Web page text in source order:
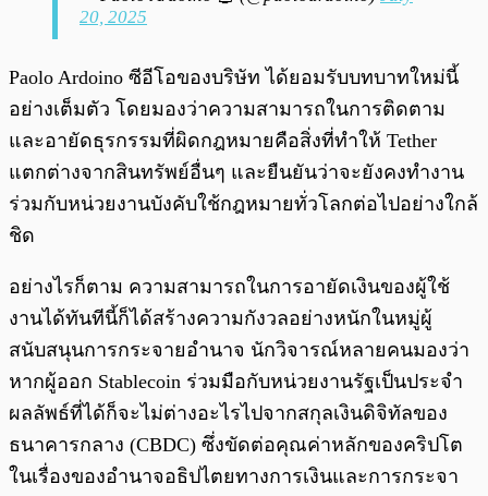
20, 2025
Paolo Ardoino ซีอีโอของบริษัท ได้ยอมรับบทบาทใหม่นี้
อย่างเต็มตัว โดยมองว่าความสามารถในการติดตาม
และอายัดธุรกรรมที่ผิดกฎหมายคือสิ่งที่ทำให้ Tether
แตกต่างจากสินทรัพย์อื่นๆ และยืนยันว่าจะยังคงทำงาน
ร่วมกับหน่วยงานบังคับใช้กฎหมายทั่วโลกต่อไปอย่างใกล้
ชิด
อย่างไรก็ตาม ความสามารถในการอายัดเงินของผู้ใช้
งานได้ทันทีนี้ก็ได้สร้างความกังวลอย่างหนักในหมู่ผู้
สนับสนุนการกระจายอำนาจ นักวิจารณ์หลายคนมองว่า
หากผู้ออก Stablecoin ร่วมมือกับหน่วยงานรัฐเป็นประจำ
ผลลัพธ์ที่ได้ก็จะไม่ต่างอะไรไปจากสกุลเงินดิจิทัลของ
ธนาคารกลาง (CBDC) ซึ่งขัดต่อคุณค่าหลักของคริปโต
ในเรื่องของอำนาจอธิปไตยทางการเงินและการกระจา